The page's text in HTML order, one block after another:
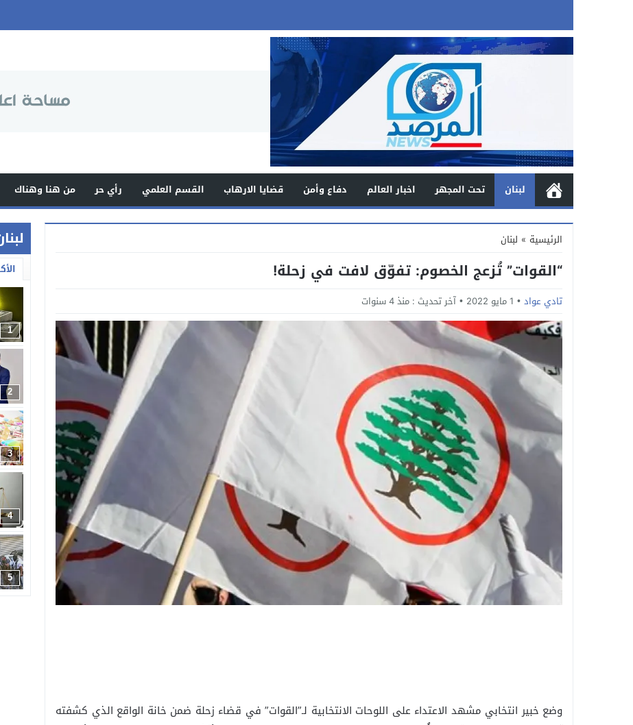
لبنان تحت المجهر اخبار العالم دفاع وأمن قضايا الارهاب القسم العلمي رأي حر من هنا وهناك
الرئيسية » لبنان
“القوات” تُزعج الخصوم: تفوّق لافت في زحلة!
تادي عواد 1 مايو 2022 آخر تحديث : منذ 4 سنوات
وضع خبير انتخابي مشهد الاعتداء على اللوحات الانتخابية لـ”القوات” في قضاء زحلة ضمن خانة الواقع الذي كشفته
1
2
3
4
5